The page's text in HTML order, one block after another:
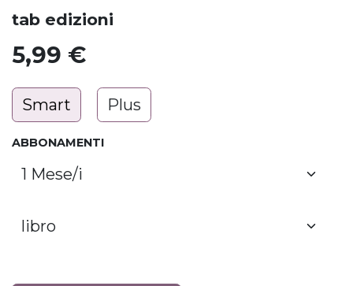
tab edizioni
5,99 €
Smart Plus
ABBONAMENTI